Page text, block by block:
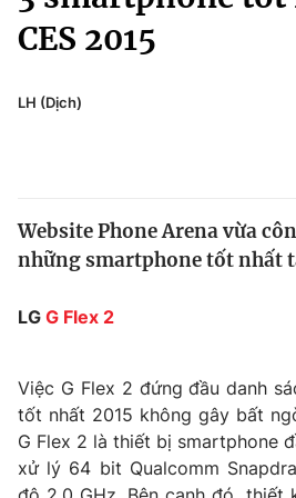
Chính trị
Thế giới
Tin tức
Câu chuyện quốc tế
Kinh tế
Tài chính
Thị trường
Góc doanh nghiệp
Dữ liệu và đời sống
Truyền hình
Truyền hình
Văn hóa - Giải trí
Đời sống
CES 2015
LH (Dịch)
Website Phone Arena vừa
những smartphone tốt nhất
LG G Flex 2
Việc G Flex 2 đứng đầu danh
tốt nhất 2015 không gây bất
G Flex 2 là thiết bị smartphone
xử lý 64 bit Qualcomm